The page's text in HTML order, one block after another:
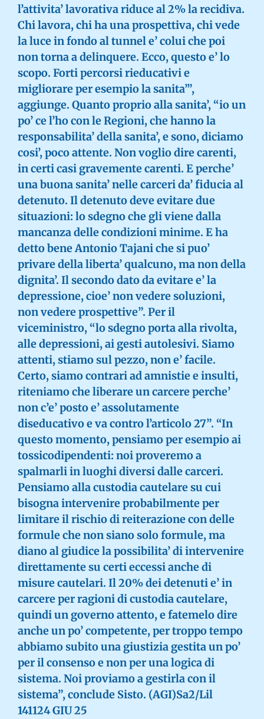
l’attivita’ lavorativa riduce al 2% la recidiva.
Chi lavora, chi ha una prospettiva, chi vede
la luce in fondo al tunnel e’ colui che poi
non torna a delinquere. Ecco, questo e’ lo
scopo. Forti percorsi rieducativi e
migliorare per esempio la sanita’”,
aggiunge. Quanto proprio alla sanita’, “io un
po’ ce l’ho con le Regioni, che hanno la
responsabilita’ della sanita’, e sono, diciamo
cosi’, poco attente. Non voglio dire carenti,
in certi casi gravemente carenti. E perche’
una buona sanita’ nelle carceri da’ fiducia al
detenuto. Il detenuto deve evitare due
situazioni: lo sdegno che gli viene dalla
mancanza delle condizioni minime. E ha
detto bene Antonio Tajani che si puo’
privare della liberta’ qualcuno, ma non della
dignita’. Il secondo dato da evitare e’ la
depressione, cioe’ non vedere soluzioni,
non vedere prospettive”. Per il
viceministro, “lo sdegno porta alla rivolta,
alle depressioni, ai gesti autolesivi. Siamo
attenti, stiamo sul pezzo, non e’ facile.
Certo, siamo contrari ad amnistie e insulti,
riteniamo che liberare un carcere perche’
non c’e’ posto e’ assolutamente
diseducativo e va contro l’articolo 27”. “In
questo momento, pensiamo per esempio ai
tossicodipendenti: noi proveremo a
spalmarli in luoghi diversi dalle carceri.
Pensiamo alla custodia cautelare su cui
bisogna intervenire probabilmente per
limitare il rischio di reiterazione con delle
formule che non siano solo formule, ma
diano al giudice la possibilita’ di intervenire
direttamente su certi eccessi anche di
misure cautelari. Il 20% dei detenuti e’ in
carcere per ragioni di custodia cautelare,
quindi un governo attento, e fatemelo dire
anche un po’ competente, per troppo tempo
abbiamo subito una giustizia gestita un po’
per il consenso e non per una logica di
sistema. Noi proviamo a gestirla con il
sistema”, conclude Sisto. (AGI)Sa2/Lil
141124 GIU 25